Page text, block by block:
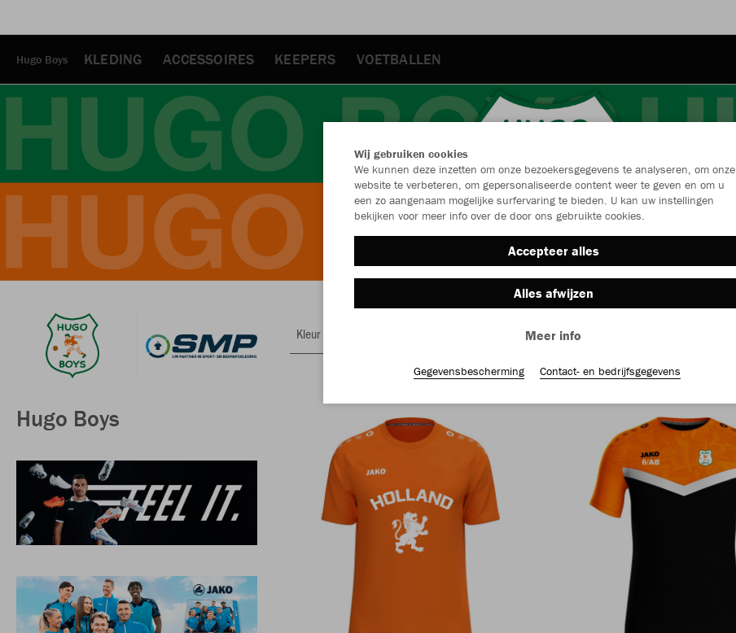
Hugo Boys KLEDING ACCESSOIRES KEEPERS VOETBALLEN
Hugo Boys
Kleur
Wij gebruiken cookies
We kunnen deze inzetten om onze bezoekersgegevens te analyseren, om onze
website te verbeteren, om gepersonaliseerde content weer te geven en om u
een zo aangenaam mogelijke surfervaring te bieden. U kan uw instellingen
bekijken voor meer info over de door ons gebruikte cookies.
Accepteer alles
Alles afwijzen
Meer info
Gegevensbescherming Contact- en bedrijfsgegevens